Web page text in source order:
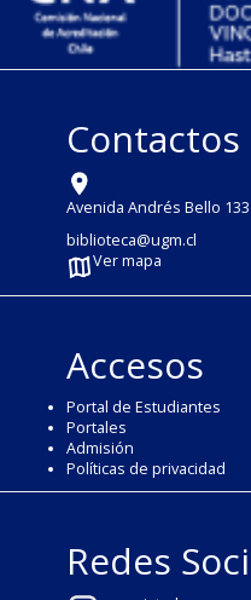
Contactos
Avenida Andrés Bello
biblioteca@ugm.cl
Ver mapa
Accesos
Portal de Estudiantes
Portales
Admisión
Políticas de privacidad
Redes